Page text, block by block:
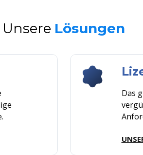
Unsere Lösungen
Das